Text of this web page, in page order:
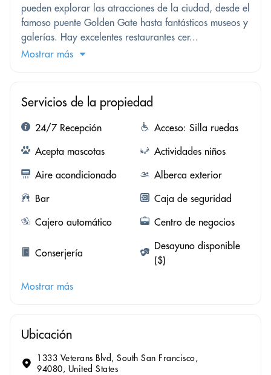
pueden explorar las atracciones de la ciudad, desde el
famoso puente Golden Gate hasta fantásticos museos y
galerías. Hay excelentes restaurantes cer...
Mostrar más
Servicios de la propiedad
24/7 Recepción
Acceso: Silla ruedas
Acepta mascotas
Actividades niños
Aire acondicionado
Alberca exterior
Bar
Caja de seguridad
Cajero automático
Centro de negocios
Conserjería
Desayuno disponible
($)
Mostrar más
Ubicación
1333 Veterans Blvd, South San Francisco,
94080, United States